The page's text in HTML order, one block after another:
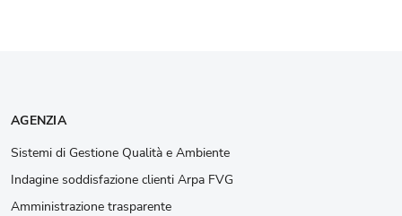
AGENZIA
Sistemi di Gestione Qualità e Ambiente
Indagine soddisfazione clienti Arpa FVG
Amministrazione trasparente